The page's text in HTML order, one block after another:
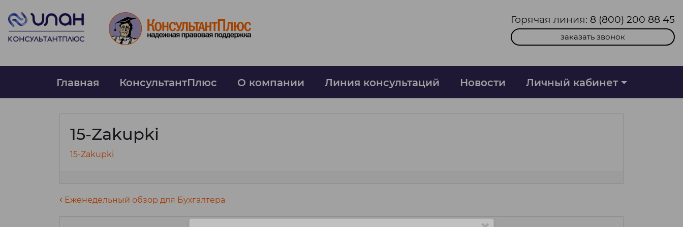
Горячая линия: 8 (800) 200 88 45
заказать звонок
Главная КонсультантПлюс О компании Линия консультаций Новости Личный кабинет
15-Zakupki
15-Zakupki
Навигация по записям
Еженедельный обзор для Бухгалтера